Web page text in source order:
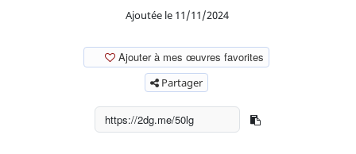
Ajoutée le 11/11/2024
Ajouter à mes œuvres favorites
Partager